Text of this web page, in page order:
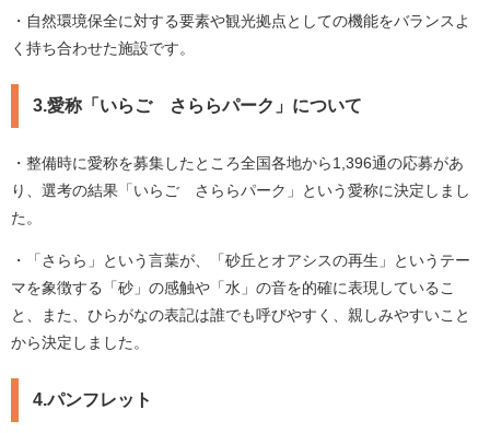
・自然環境保全に対する要素や観光拠点としての機能をバランスよ
く持ち合わせた施設です。
3.愛称「いらご さららパーク」について
・整備時に愛称を募集したところ全国各地から1,396通の応募があ
り、選考の結果「いらご さららパーク」という愛称に決定しまし
た。
・「さらら」という言葉が、「砂丘とオアシスの再生」というテー
マを象徴する「砂」の感触や「水」の音を的確に表現しているこ
と、また、ひらがなの表記は誰でも呼びやすく、親しみやすいこと
から決定しました。
4.パンフレット